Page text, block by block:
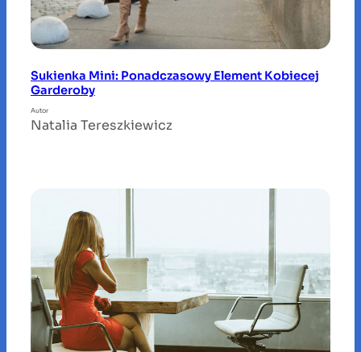
Sukienka Mini: Ponadczasowy Element Kobiecej
Garderoby
Autor
Natalia Tereszkiewicz